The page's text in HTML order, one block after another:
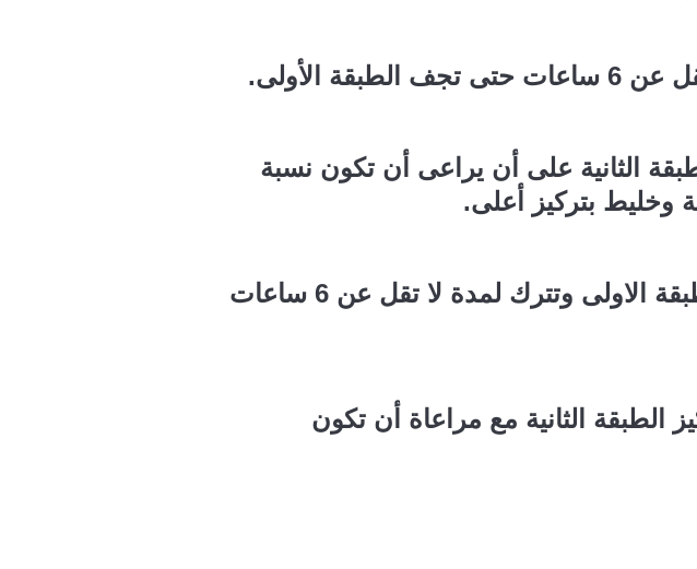
الأولى.
الثانية على أن يراعى أن تكون نسبة
يراعى أن يتم دهان الطبقة الثانية متعامدة على الطبقة الاولى وتترك لمدة لا تقل عن 6 ساعات
الطبقة الثانية مع مراعاة أن تكون